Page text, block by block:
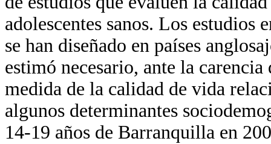
adolescentes sanos. Los estudios
se han diseñado en países
estimó necesario, ante la
medida de la calidad de vida
algunos determinantes
14-19 años de Barranquilla en